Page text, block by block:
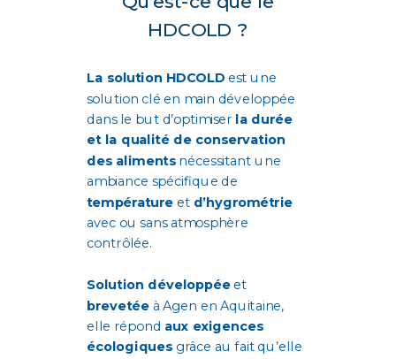
La solution HDCOLD est une
solution clé en main développée
dans le but d’optimiser la durée
et la qualité de conservation
des alimentsnécessitant une
ambiance spécifique de
température et d’hygrométrie
avec ou sans atmosphère
contrôlée.
Solution développéeet
brevetée à Agen en Aquitaine,
elle répond aux exigences
écologiques grâce au fait qu’elle
HDCOLD ?